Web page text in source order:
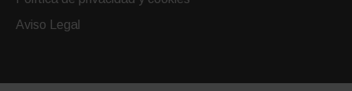
Aviso Legal